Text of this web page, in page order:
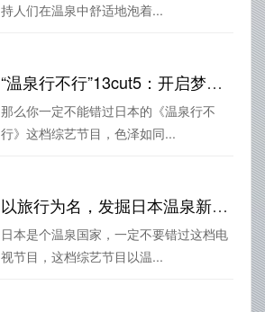
持人们在温泉中舒适地泡着...
“温泉行不行”13cut5：开启梦幻之旅，发现日本神秘秘境温泉
那么你一定不能错过日本的《温泉行不
行》这档综艺节目，色泽如同...
以旅行为名，发掘日本温泉新奇之处，《温泉行不行》视频综艺与你同行
日本是个温泉国家，一定不要错过这档电
视节目，这档综艺节目以温...